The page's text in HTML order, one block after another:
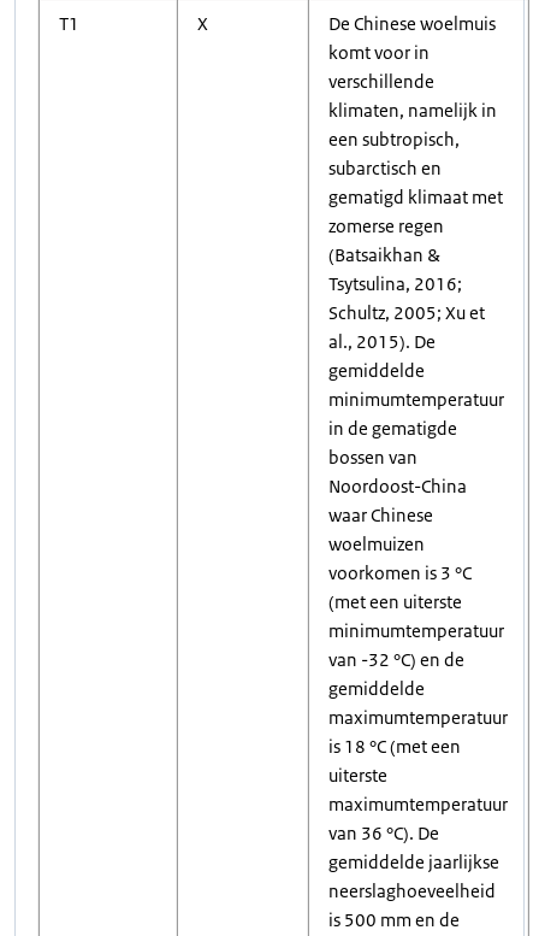
T1 X
De Chinese woelmuis
komt voor in
verschillende
klimaten, namelijk in
een subtropisch,
subarctisch en
gematigd klimaat met
zomerse regen
(Batsaikhan &
Tsytsulina, 2016;
Schultz, 2005; Xu et
al., 2015). De
gemiddelde
minimumtemperatuur
in de gematigde
bossen van
Noordoost-China
waar Chinese
woelmuizen
voorkomen is 3 °C
(met een uiterste
minimumtemperatuur
van -32 °C) en de
gemiddelde
maximumtemperatuur
is 18 °C (met een
uiterste
maximumtemperatuur
van 36 °C). De
gemiddelde jaarlijkse
neerslaghoeveelheid
is 500 mm en de